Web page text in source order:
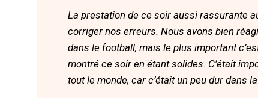
La prestation de ce soir aussi rassurante
corriger nos erreurs. Nous avons bien
dans le football, mais le plus important
montré ce soir en étant solides. C’était
tout le monde, car c’était un peu dur dans